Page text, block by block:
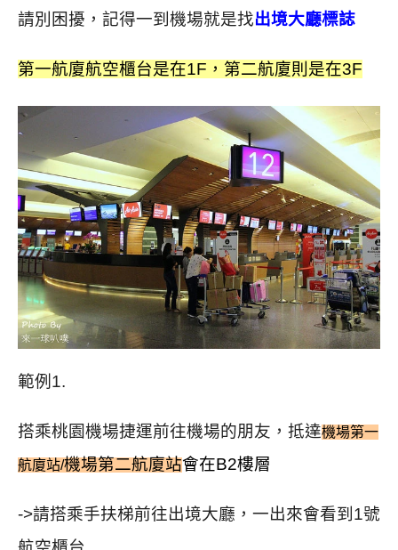
請別困擾，記得一到機場就是找出境大廳標誌
第一航廈航空櫃台是在1F，第二航廈則是在3F
範例1.
搭乘桃園機場捷運前往機場的朋友，抵達機場第一
航廈站/機場第二航廈站會在B2樓層
->請搭乘手扶梯前往出境大廳，一出來會看到1號